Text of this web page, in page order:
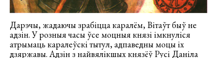
Дарэчы, жадаючы зрабіцца каралём, Вітаўт быў не
адзін. У розныя часы ўсе моцныя князі імкнуліся
атрымаць каралеўскі тытул, адпаведны моцы іх
дзяржавы. Адзін з найвялікшых князёў Русі Даніла